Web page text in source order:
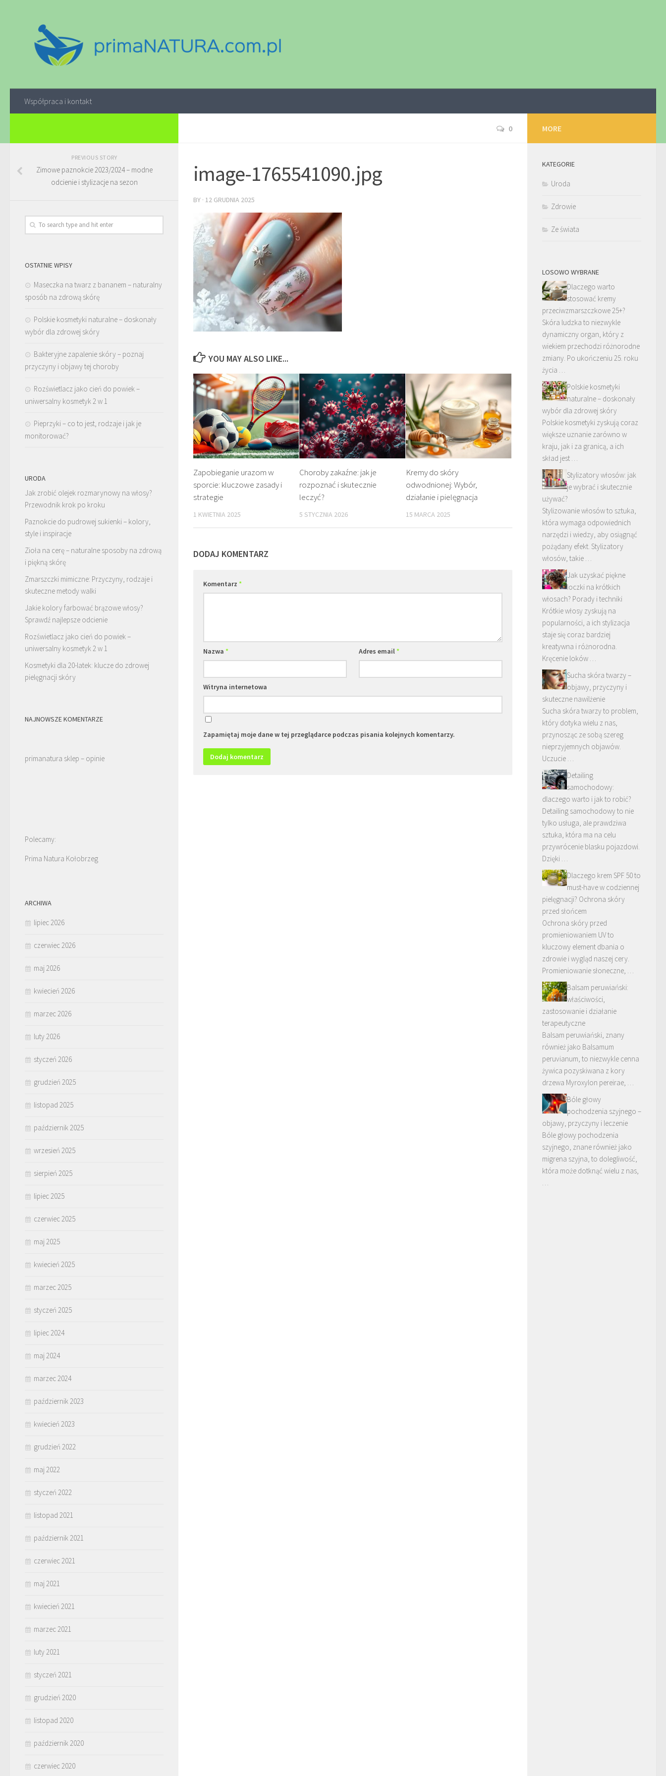
Współpraca i kontakt
0
image-1765541090.jpg
BY · 12 GRUDNIA 2025
YOU MAY ALSO LIKE...
Zapobieganie urazom w
sporcie: kluczowe zasady i
strategie
1 KWIETNIA 2025
Choroby zakaźne: jak je
rozpoznać i skutecznie
leczyć?
5 STYCZNIA 2026
Kremy do skóry
odwodnionej: Wybór,
działanie i pielęgnacja
15 MARCA 2025
DODAJ KOMENTARZ
Komentarz *
Nazwa * Adres email*
Witryna internetowa
Zapamiętaj moje dane w tej przeglądarce podczas pisania kolejnych komentarzy.
PREVIOUS STORY
Zimowe paznokcie 2023/2024 – modne
odcienie i stylizacje na sezon
OSTATNIE WPISY
Maseczka na twarz z bananem – naturalny
sposób na zdrową skórę
Polskie kosmetyki naturalne – doskonały
wybór dla zdrowej skóry
Bakteryjne zapalenie skóry – poznaj
przyczyny i objawy tej choroby
Rozświetlacz jako cień do powiek –
uniwersalny kosmetyk 2 w 1
Pieprzyki – co to jest, rodzaje i jak je
monitorować?
URODA
Jak zrobić olejek rozmarynowy na włosy?
Przewodnik krok po kroku
Paznokcie do pudrowej sukienki – kolory,
style i inspiracje
Zioła na cerę – naturalne sposoby na zdrową
i piękną skórę
Zmarszczki mimiczne: Przyczyny, rodzaje i
skuteczne metody walki
Jakie kolory farbować brązowe włosy?
Sprawdź najlepsze odcienie
Rozświetlacz jako cień do powiek –
uniwersalny kosmetyk 2 w 1
Kosmetyki dla 20-latek: klucze do zdrowej
pielęgnacji skóry
NAJNOWSZE KOMENTARZE
primanatura sklep – opinie
Polecamy:
Prima Natura Kołobrzeg
ARCHIWA
lipiec 2026
czerwiec 2026
maj 2026
kwiecień 2026
marzec 2026
luty 2026
styczeń 2026
grudzień 2025
listopad 2025
październik 2025
wrzesień 2025
sierpień 2025
lipiec 2025
czerwiec 2025
maj 2025
kwiecień 2025
marzec 2025
styczeń 2025
lipiec 2024
maj 2024
marzec 2024
październik 2023
kwiecień 2023
grudzień 2022
maj 2022
styczeń 2022
listopad 2021
październik 2021
czerwiec 2021
maj 2021
kwiecień 2021
marzec 2021
luty 2021
styczeń 2021
grudzień 2020
listopad 2020
październik 2020
czerwiec 2020
MORE
KATEGORIE
Uroda
Zdrowie
Ze świata
LOSOWO WYBRANE
Dlaczego warto
stosować kremy
przeciwzmarszczkowe 25+?
Skóra ludzka to niezwykle
dynamiczny organ, który z
wiekiem przechodzi różnorodne
zmiany. Po ukończeniu 25. roku
życia …
Polskie kosmetyki
naturalne – doskonały
wybór dla zdrowej skóry
Polskie kosmetyki zyskują coraz
większe uznanie zarówno w
kraju, jak i za granicą, a ich
skład jest …
Stylizatory włosów: jak
je wybrać i skutecznie
używać?
Stylizowanie włosów to sztuka,
która wymaga odpowiednich
narzędzi i wiedzy, aby osiągnąć
pożądany efekt. Stylizatory
włosów, takie …
Jak uzyskać piękne
loczki na krótkich
włosach? Porady i techniki
Krótkie włosy zyskują na
popularności, a ich stylizacja
staje się coraz bardziej
kreatywna i różnorodna.
Kręcenie loków …
Sucha skóra twarzy –
objawy, przyczyny i
skuteczne nawilżenie
Sucha skóra twarzy to problem,
który dotyka wielu z nas,
przynosząc ze sobą szereg
nieprzyjemnych objawów.
Uczucie …
Detailing
samochodowy:
dlaczego warto i jak to robić?
Detailing samochodowy to nie
tylko usługa, ale prawdziwa
sztuka, która ma na celu
przywrócenie blasku pojazdowi.
Dzięki …
Dlaczego krem SPF 50 to
must-have w codziennej
pielęgnacji? Ochrona skóry
przed słońcem
Ochrona skóry przed
promieniowaniem UV to
kluczowy element dbania o
zdrowie i wygląd naszej cery.
Promieniowanie słoneczne, …
Balsam peruwiański:
właściwości,
zastosowanie i działanie
terapeutyczne
Balsam peruwiański, znany
również jako Balsamum
peruvianum, to niezwykle cenna
żywica pozyskiwana z kory
drzewa Myroxylon pereirae, …
Bóle głowy
pochodzenia szyjnego –
objawy, przyczyny i leczenie
Bóle głowy pochodzenia
szyjnego, znane również jako
migrena szyjna, to dolegliwość,
która może dotknąć wielu z nas,
…